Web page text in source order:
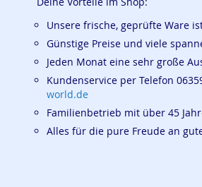
Unsere frische, geprüfte Ware
Günstige Preise und viele
Jeden Monat eine sehr große
Kundenservice per Telefon
world.de
Familienbetrieb mit über 45
Alles für die pure Freude an